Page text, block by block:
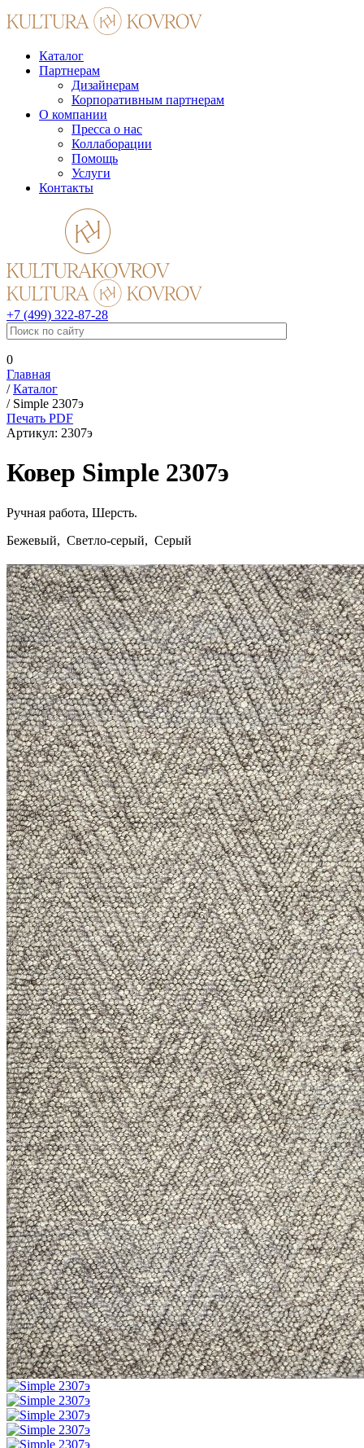
Каталог
Партнерам
Дизайнерам
Корпоративным партнерам
О компании
Пресса о нас
Коллаборации
Помощь
Услуги
Контакты
+7 (499) 322-87-28
0
Главная
/Каталог
/ Simple 2307э
Печать PDF
Артикул: 2307э
Ковер Simple 2307э
Ручная работа, Шерсть.
Бежевый, Светло-серый, Серый